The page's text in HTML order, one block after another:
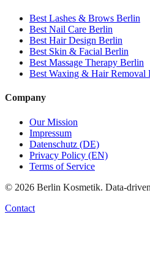
Best Lashes & Brows Berlin
Best Nail Care Berlin
Best Hair Design Berlin
Best Skin & Facial Berlin
Best Massage Therapy Berlin
Best Waxing & Hair Removal
Company
Our Mission
Impressum
Datenschutz (DE)
Privacy Policy (EN)
Terms of Service
© 2026 Berlin Kosmetik. Data-
Contact